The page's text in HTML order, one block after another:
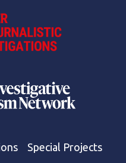
Special Projects